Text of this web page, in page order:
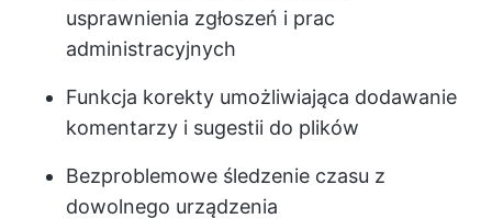
usprawnienia zgłoszeń i prac
administracyjnych
Funkcja korekty umożliwiająca dodawanie
komentarzy i sugestii do plików
Bezproblemowe śledzenie czasu z
dowolnego urządzenia